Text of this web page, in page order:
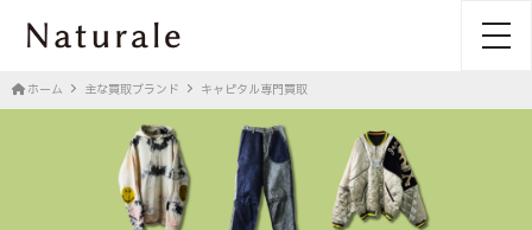
ホーム 主な買取ブランド キャピタル専門買取